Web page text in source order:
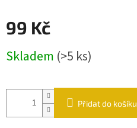
99 Kč
Skladem (>5 ks)
Přidat do košíku